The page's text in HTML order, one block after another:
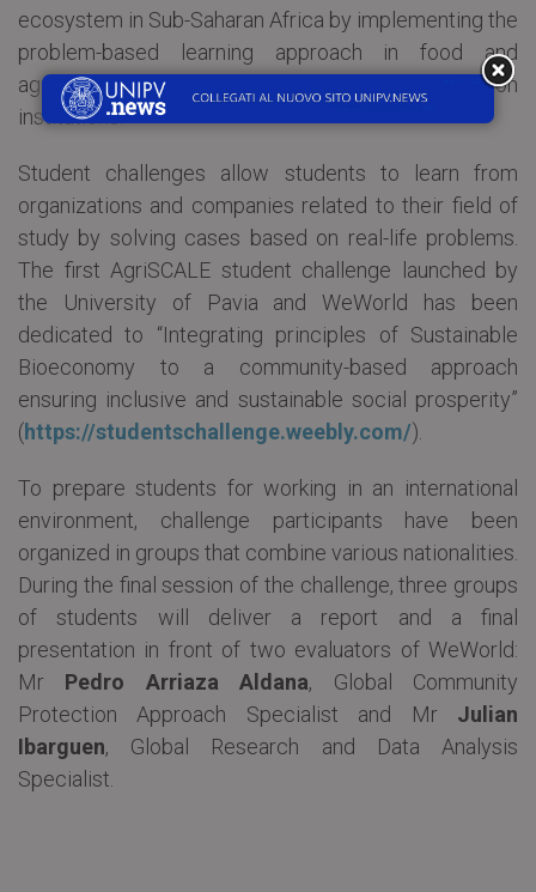
ecosystem in Sub-Saharan Africa by implementing the
problem-based learning approach in food and
agribusiness programmes in higher education
institutions.
Student challenges allow students to learn from
organizations and companies related to their field of
study by solving cases based on real-life problems.
The first AgriSCALE student challenge launched by
the University of Pavia and WeWorld has been
dedicated to “Integrating principles of Sustainable
Bioeconomy to a community-based approach
ensuring inclusive and sustainable social prosperity”
(https://studentschallenge.weebly.com/).
To prepare students for working in an international
environment, challenge participants have been
organized in groups that combine various nationalities.
During the final session of the challenge, three groups
of students will deliver a report and a final
presentation in front of two evaluators of WeWorld:
Mr Pedro Arriaza Aldana, Global Community
Protection Approach Specialist and Mr Julian
Ibarguen, Global Research and Data Analysis
Specialist.